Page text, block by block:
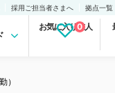
採用ご担当者さまへ 拠点一覧
お気に入り求人
0
）